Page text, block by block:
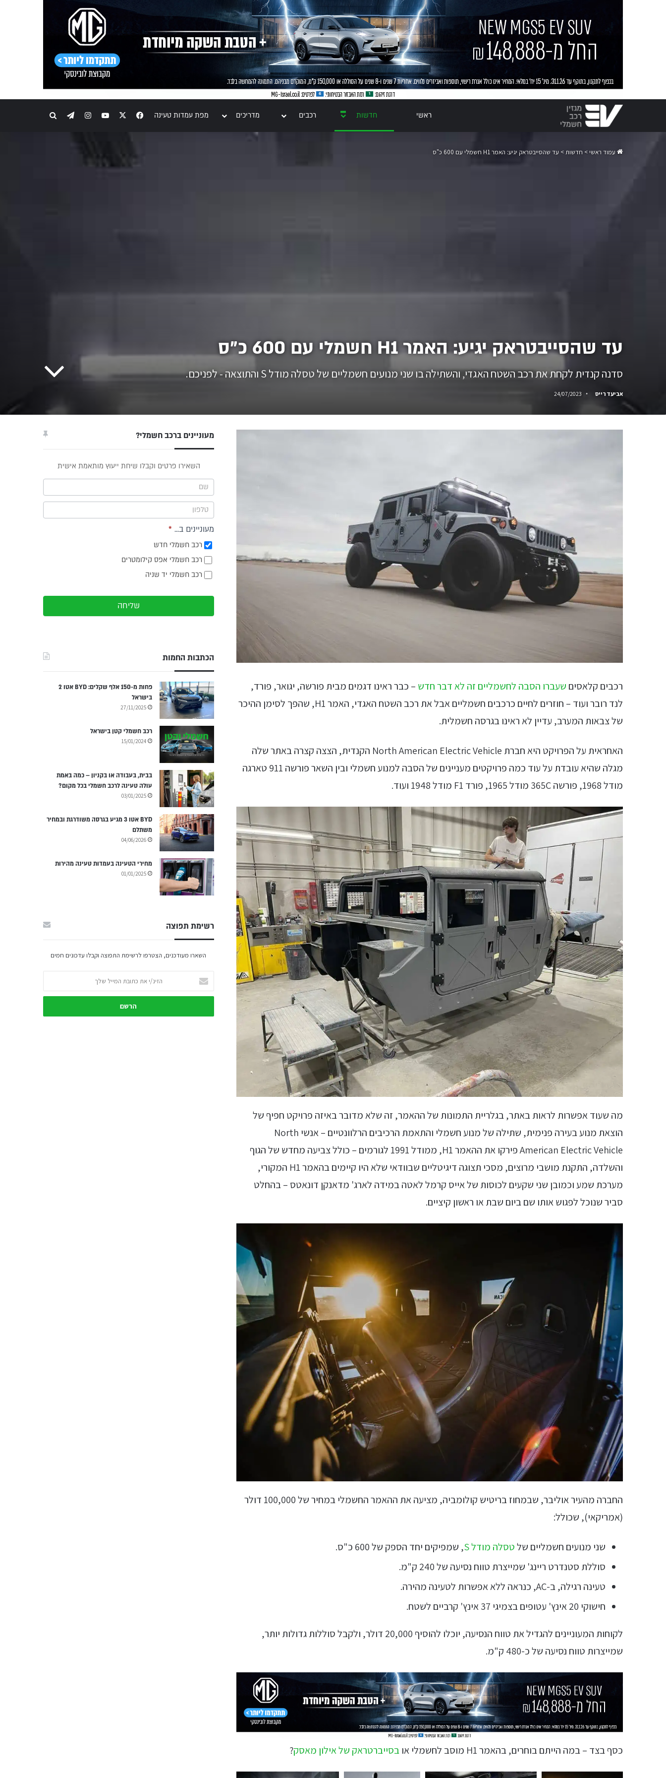
ראשי חדשות רכבים מדריכים מפת עמדות טעינה Facebook
YouTube
Instagram
Telegram
חיפוש
עמוד ראשי> חדשות> עד שהסייבטראק יגיע: האמר H1 חשמלי עם 600 כ"ס
עד שהסייבטראק יגיע: האמר H1 חשמלי עם 600 כ"ס
סדנה קנדית לקחת את רכב השטח האגדי, והשתילה בו שני מנועים חשמליים של טסלה מודל S והתוצאה - לפניכם.
אביעד רייס 24/07/2023
רכבים קלאסים שעברו הסבה לחשמליים זה לא דבר חדש – כבר ראינו דגמים מבית פורשה, יגואר, פורד,
לנד רובר ועוד – חוזרים לחיים כרכבים חשמליים אבל את רכב השטח האגדי, האמר H1, שהפך לסימן ההיכר
של צבאות המערב, עדיין לא ראינו בגרסה חשמלית.
האחראית על הפרויקט היא חברת North American Electric Vehicle הקנדית, הצצה קצרה באתר שלה
מגלה שהיא עובדת על עוד כמה פרויקטים מעניינים של הסבה למנוע חשמלי ובין השאר פורשה 911 טארגה
מודל 1968, פורשה 365C מודל 1965, פורד F1 מודל 1948 ועוד.
מה שעוד אפשרות לראות באתר, בגלריית התמונות של ההאמר, זה שלא מדובר באיזה פרויקט חפיף של
הוצאת מנוע בעירה פנימית, שתילה של מנוע חשמלי והתאמת הרכיבים הרלוונטיים – אנשי North
American Electric Vehicle פירקו את ההאמר H1, ממודל 1991 לגורמים – כולל צביעה מחדש של הגוף
והשלדה, התקנת מושבי מרוצים, מסכי תצוגה דיגיטליים שבוודאי שלא היו קיימים בהאמר H1 המקורי,
מערכת שמע וכמובן שני שקעים לכוסות של אייס קרמל לאטה במידה לארג' מדאנקן דונאטס – בהחלט
סביר שנוכל לפגוש אותו שם ביום שבת או ראשון קיציים.
החברה מהעיר אוליבר, שבמחוז בריטיש קולומביה, מציעה את ההאמר החשמלי במחיר של 100,000 דולר
(אמריקאי), שכולל:
שני מנועים חשמליים שלטסלה מודל S
, שמפיקים יחד הספק של 600 כ"ס.
סוללת סטנדרט ריינג' שמייצרת טווח נסיעה של 240 ק"מ.
טעינה רגילה, ב-AC, כנראה ללא אפשרות לטעינה מהירה.
חישוקי 20 אינץ' עטופים בצמיגי 37 אינץ' קרביים לשטח.
לקוחות המעוניינים להגדיל את טווח הנסיעה, יוכלו להוסיף 20,000 דולר, ולקבל סוללות גדולות יותר,
שמייצרות טווח נסיעה של כ-480 ק"מ.
כסף בצד – במה הייתם בוחרים, בהאמר H1 מוסב לחשמלי או בסייברטראק של אילון מאסק?
מעוניינים ברכב חשמלי?
השאירו פרטים וקבלו שיחת ייעוץ מותאמת אישית
מעוניינים ב... *
רכב חשמלי חדש
רכב חשמלי אפס קילומטרים
רכב חשמלי יד שניה
שליחה
הכתבות החמות
פחות מ-150 אלף שקלים: BYD אטו 2
בישראל
27/11/2025
רכב חשמלי קטן בישראל
15/01/2024
בבית, בעבודה או בקניון – כמה באמת
עולה טעינה לרכב חשמלי בכל מקום?
03/01/2025
BYD אטו 3 מגיע בגרסה משודרגת ובמחיר
משתלם
04/06/2026
מחירי הטעינה בעמדות טעינה מהירות
01/01/2025
רשימת תפוצה
השארו מעודכנים, הצטרפו לרשימת התפוצה וקבלו עדכונים חמים
את
כתובת
שלך